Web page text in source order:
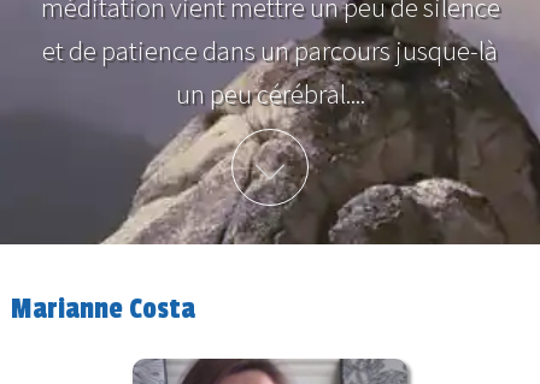
méditation vient mettre un peu de silence
et de patience dans un parcours jusque-là
un peu cérébral....
Plus d'info
Marianne Costa